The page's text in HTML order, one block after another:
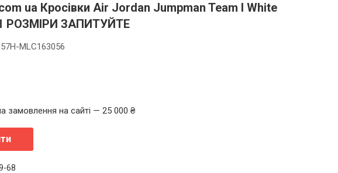
ua Кросівки Air Jordan Jumpman Team I White
РОЗМІРИ ЗАПИТУЙТЕ
MLC163056
замовлення на сайті — 25 000 ₴
68